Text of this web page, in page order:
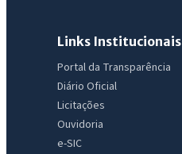
Links Institucionais
Portal da Transparência
Diário Oficial
Licitações
Ouvidoria
e-SIC